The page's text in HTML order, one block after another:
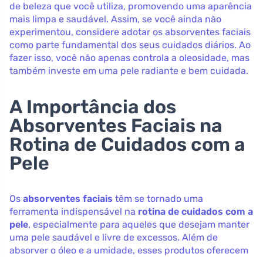
de beleza que você utiliza, promovendo uma aparência
mais limpa e saudável. Assim, se você ainda não
experimentou, considere adotar os absorventes faciais
como parte fundamental dos seus cuidados diários. Ao
fazer isso, você não apenas controla a oleosidade, mas
também investe em uma pele radiante e bem cuidada.
A Importância dos
Absorventes Faciais na
Rotina de Cuidados com a
Pele
Os absorventes faciais têm se tornado uma
ferramenta indispensável na rotina de cuidados com a
pele, especialmente para aqueles que desejam manter
uma pele saudável e livre de excessos. Além de
absorver o óleo e a umidade, esses produtos oferecem